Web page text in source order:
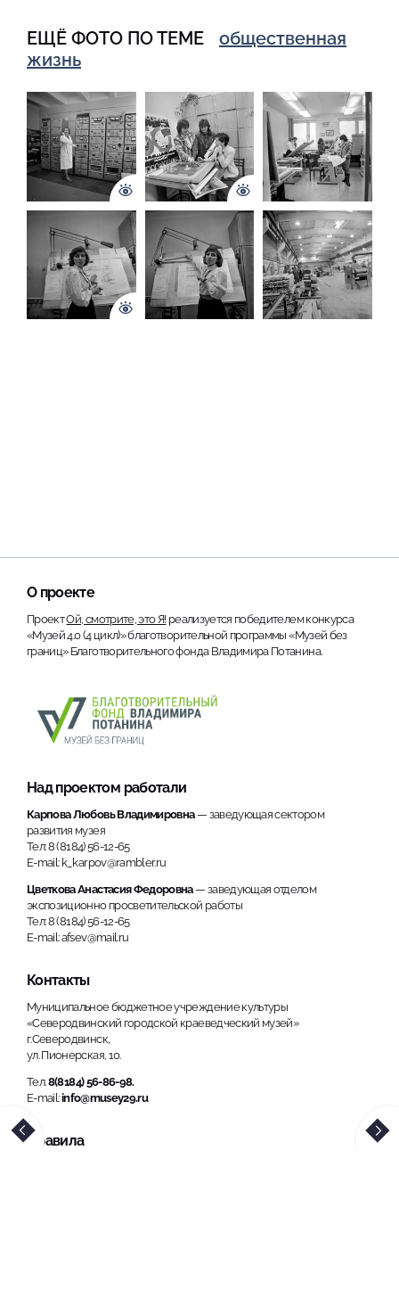
ЕЩЁ ФОТО ПО ТЕМЕ
общественная
жизнь
О проекте
ПроектОй, смотрите, это Я! реализуется победителем конкурса
«Музей 4.0 (4 цикл)» благотворительной программы «Музей без
границ» Благотворительного фонда Владимира Потанина.
Над проектом работали
Карпова Любовь Владимировна— заведующая сектором
развития музея
Тел: 8 (8184) 56-12-65
E-mail: k_karpov@rambler.ru
Цветкова Анастасия Федоровна— заведующая отделом
экспозиционно просветительской работы
Тел: 8 (8184) 56-12-65
E-mail: afsev@mail.ru
Контакты
Муниципальное бюджетное учреждение культуры
«Северодвинский городской краеведческий музей»
г.Северодвинск,
ул. Пионерская, 10.
Тел.8(8184) 56-86-98.
E-mail:info@musey29.ru
Правила